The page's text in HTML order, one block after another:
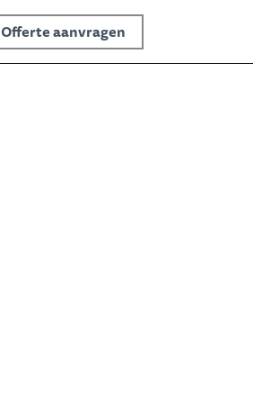
Offerte aanvragen